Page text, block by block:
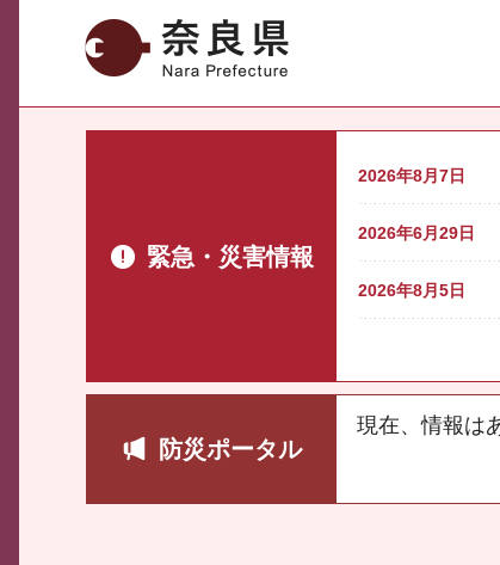
奈良県
緊急・災害情報
2026年8月7日
2026年6月29日
2026年8月5日
防災ポータル
現在、情報は